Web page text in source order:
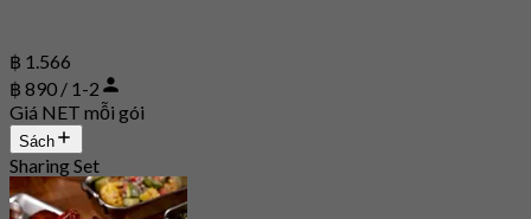
฿ 1.566
฿ 890 / 1-2
Giá NET mỗi gói
Sách
Sharing Set